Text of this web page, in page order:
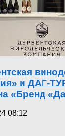
и ДАГ-
«Бренд
08:12